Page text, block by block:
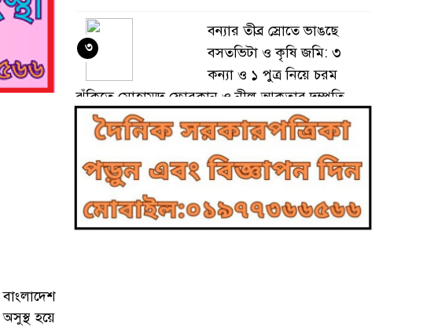
হয়ে
বন্যার তীব্র স্রোতে ভাঙছে
বসতভিটা ও কৃষি জমি: ৩
কন্যা ও ১ পুত্র নিয়ে চরম
ঝুঁকিতে মোহাম্মদ ফোরকান ও নীলু আকতার দম্পতি
৩
বাংলাদেশ দূতাবাস, রোমে
যথাযোগ্য মর্যাদায় জুলাই
গণঅভ্যুত্থান দিবস ২০২৬
পালন